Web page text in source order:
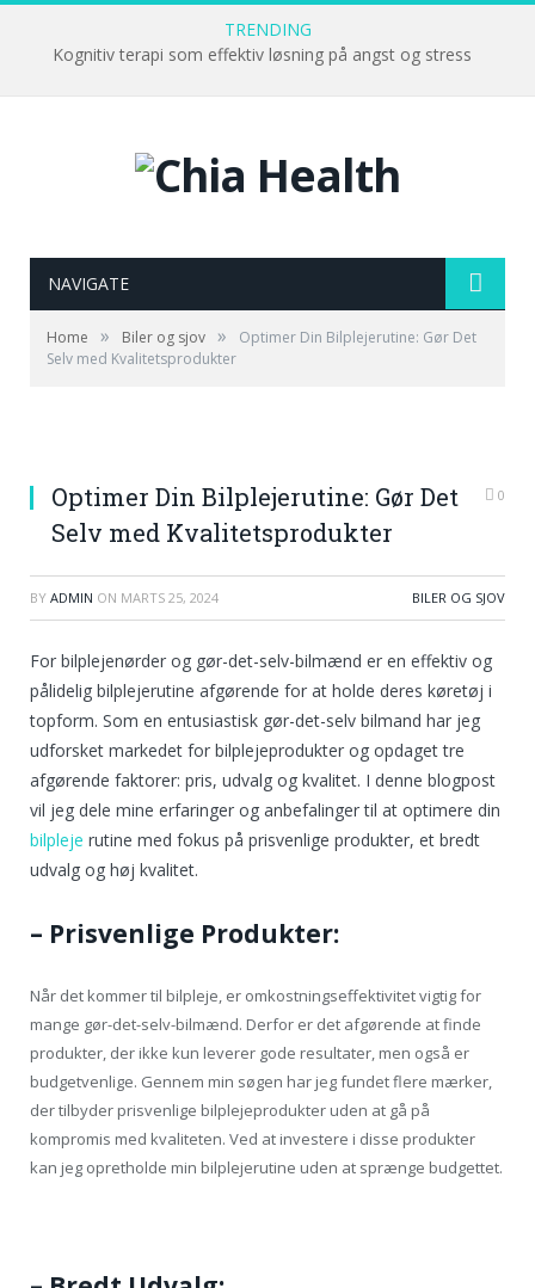
TRENDING
Kognitiv terapi som effektiv løsning på angst og stress
NAVIGATE
Home » Biler og sjov »
Optimer Din Bilplejerutine: Gør Det
Selv med Kvalitetsprodukter
Optimer Din Bilplejerutine: Gør Det
Selv med Kvalitetsprodukter
0
BY ADMIN ON MARTS 25, 2024 BILER OG SJOV
For bilplejenørder og gør-det-selv-bilmænd er en effektiv og
pålidelig bilplejerutine afgørende for at holde deres køretøj i
topform. Som en entusiastisk gør-det-selv bilmand har jeg
udforsket markedet for bilplejeprodukter og opdaget tre
afgørende faktorer: pris, udvalg og kvalitet. I denne blogpost
vil jeg dele mine erfaringer og anbefalinger til at optimere din
bilpleje rutine med fokus på prisvenlige produkter, et bredt
udvalg og høj kvalitet.
– Prisvenlige Produkter:
Når det kommer til bilpleje, er omkostningseffektivitet vigtig for
mange gør-det-selv-bilmænd. Derfor er det afgørende at finde
produkter, der ikke kun leverer gode resultater, men også er
budgetvenlige. Gennem min søgen har jeg fundet flere mærker,
der tilbyder prisvenlige bilplejeprodukter uden at gå på
kompromis med kvaliteten. Ved at investere i disse produkter
kan jeg opretholde min bilplejerutine uden at sprænge budgettet.